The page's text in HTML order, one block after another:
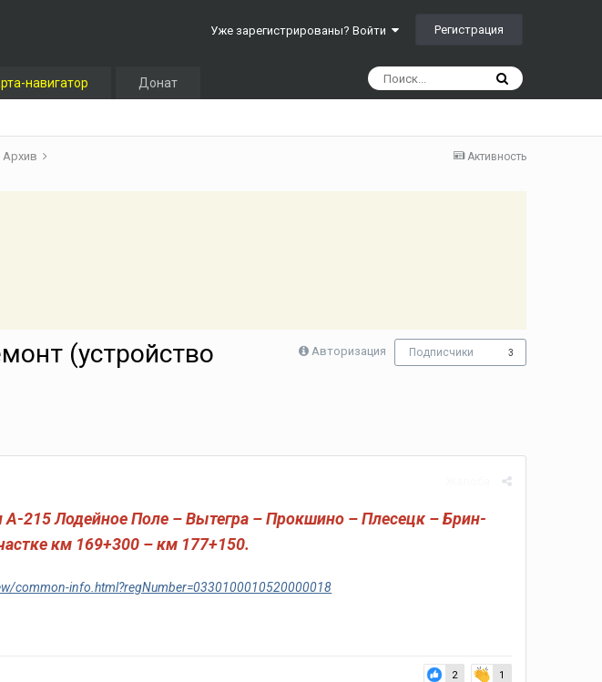
Уже зарегистрированы? Войти Регистрация
навигатор Донат
Активность
Архив
Авторизация Подписчики 3
(устройство
215 Лодейное Поле – Вытегра – Прокшино – Плесецк – Брин-
км 169+300 – км 177+150.
common-info.html?regNumber=0330100010520000018
2 1